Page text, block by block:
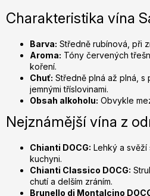
y
ý
p
s
Charakteristika vína
Barva: Středně rubínová, při
Aroma: Tóny červených
koření.
Chuť: Středně plná až plná, s
jemnými tříslovinami.
Obsah alkoholu: Obvykle
Nejznámější vína z
Chianti DOCG: Lehký a svěží
kuchyni.
Chianti Classico DOCG:
chutí a delším zráním.
Brunello di Montalcino